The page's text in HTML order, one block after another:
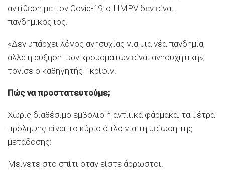
αντίθεση με τον Covid-19, ο HMPV δεν είναι
πανδημικός ιός.
«Δεν υπάρχει λόγος ανησυχίας για μια νέα πανδημία,
αλλά η αύξηση των κρουσμάτων είναι ανησυχητική»,
τόνισε ο καθηγητής Γκρίφιν.
Πώς να προστατευτούμε;
Χωρίς διαθέσιμο εμβόλιο ή αντιιικά φάρμακα, τα μέτρα
πρόληψης είναι το κύριο όπλο για τη μείωση της
μετάδοσης:
Μείνετε στο σπίτι όταν είστε άρρωστοι.